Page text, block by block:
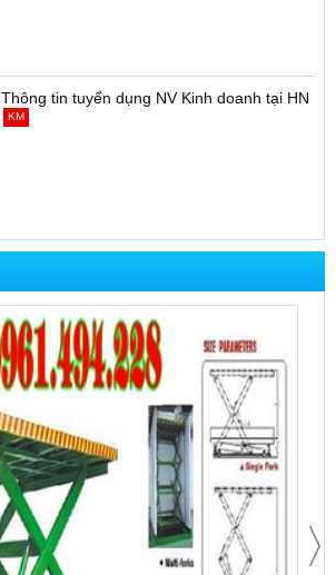
Thông tin tuyển dụng NV Kinh doanh tại HN
KM